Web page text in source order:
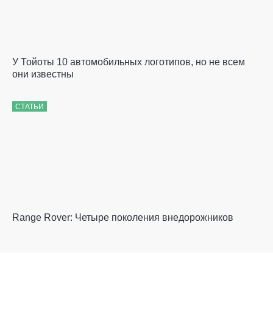
У Тойоты 10 автомобильных логотипов, но не всем
они известны
СТАТЬИ
Range Rover: Четыре поколения внедорожников